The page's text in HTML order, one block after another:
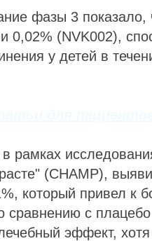
фазы 3 показало,
0,02% (NVK002),
у детей в
рамках
(CHAMP),
который привел к
сравнению с
эффект,